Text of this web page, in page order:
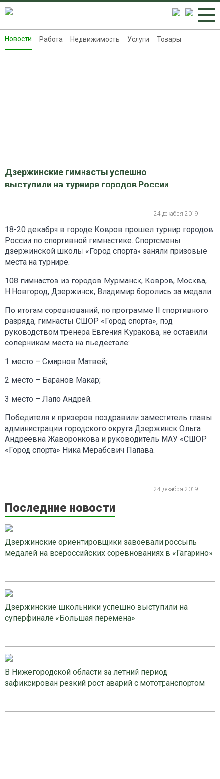
Новости
Новости Работа Недвижимость Услуги Товары
Дзержинские гимнасты успешно
выступили на турнире городов России
24 декабря 2019
18-20 декабря в городе Ковров прошел турнир городов
России по спортивной гимнастике. Спортсмены
дзержинской школы «Город спорта» заняли призовые
места на турнире.
108 гимнастов из городов Мурманск, Ковров, Москва,
Н.Новгород, Дзержинск, Владимир боролись за медали.
По итогам соревнований, по программе II спортивного
разряда, гимнасты СШОР «Город спорта», под
руководством тренера Евгения Куракова, не оставили
соперникам места на пьедестале:
1 место – Смирнов Матвей;
2 место – Баранов Макар;
3 место – Лапо Андрей.
Победителя и призеров поздравили заместитель главы
администрации городского округа Дзержинск Ольга
Андреевна Жаворонкова и руководитель МАУ «СШОР
«Город спорта» Ника Мерабович Папава.
24 декабря 2019
Последние новости
Дзержинские ориентировщики завоевали россыпь
медалей на всероссийских соревнованиях в «Гагарино»
Дзержинские школьники успешно выступили на
суперфинале «Большая перемена»
В Нижегородской области за летний период
зафиксирован резкий рост аварий с мототранспортом